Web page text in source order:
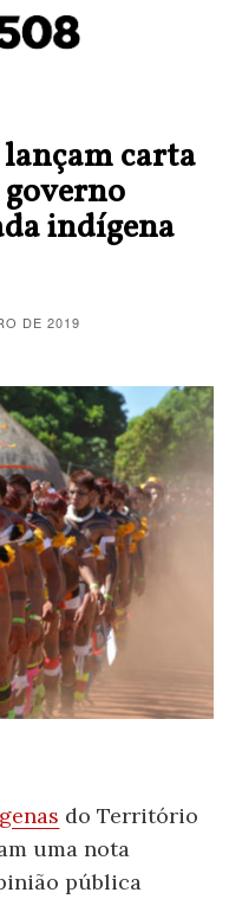
carta
indígena
DE 2019
do Território
uma nota
pública